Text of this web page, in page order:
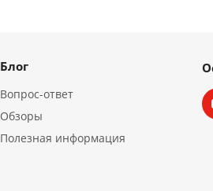
Блог
Вопрос-ответ
Обзоры
Полезная информация